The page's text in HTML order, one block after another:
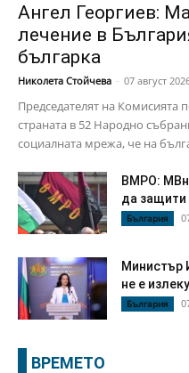
Ангел Георгиев:
лечение в
българка
Николета Стойчева - 07 август
Председателят на Комисията
страната в 52 Народно
социалната мрежа, че на
ВМРО:
да защити
България
Министър
не е
България
ВРЕМЕТО